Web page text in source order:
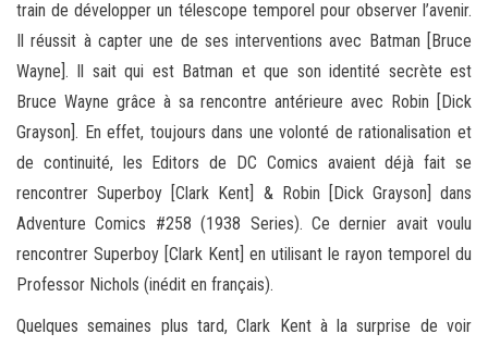
train de développer un télescope temporel pour observer l’avenir.
Il réussit à capter une de ses interventions avec Batman [Bruce
Wayne]. Il sait qui est Batman et que son identité secrète est
Bruce Wayne grâce à sa rencontre antérieure avec Robin [Dick
Grayson]. En effet, toujours dans une volonté de rationalisation et
de continuité, les Editors de DC Comics avaient déjà fait se
rencontrer Superboy [Clark Kent] & Robin [Dick Grayson] dans
Adventure Comics #258 (1938 Series). Ce dernier avait voulu
rencontrer Superboy [Clark Kent] en utilisant le rayon temporel du
Professor Nichols (inédit en français).
Quelques semaines plus tard, Clark Kent à la surprise de voir